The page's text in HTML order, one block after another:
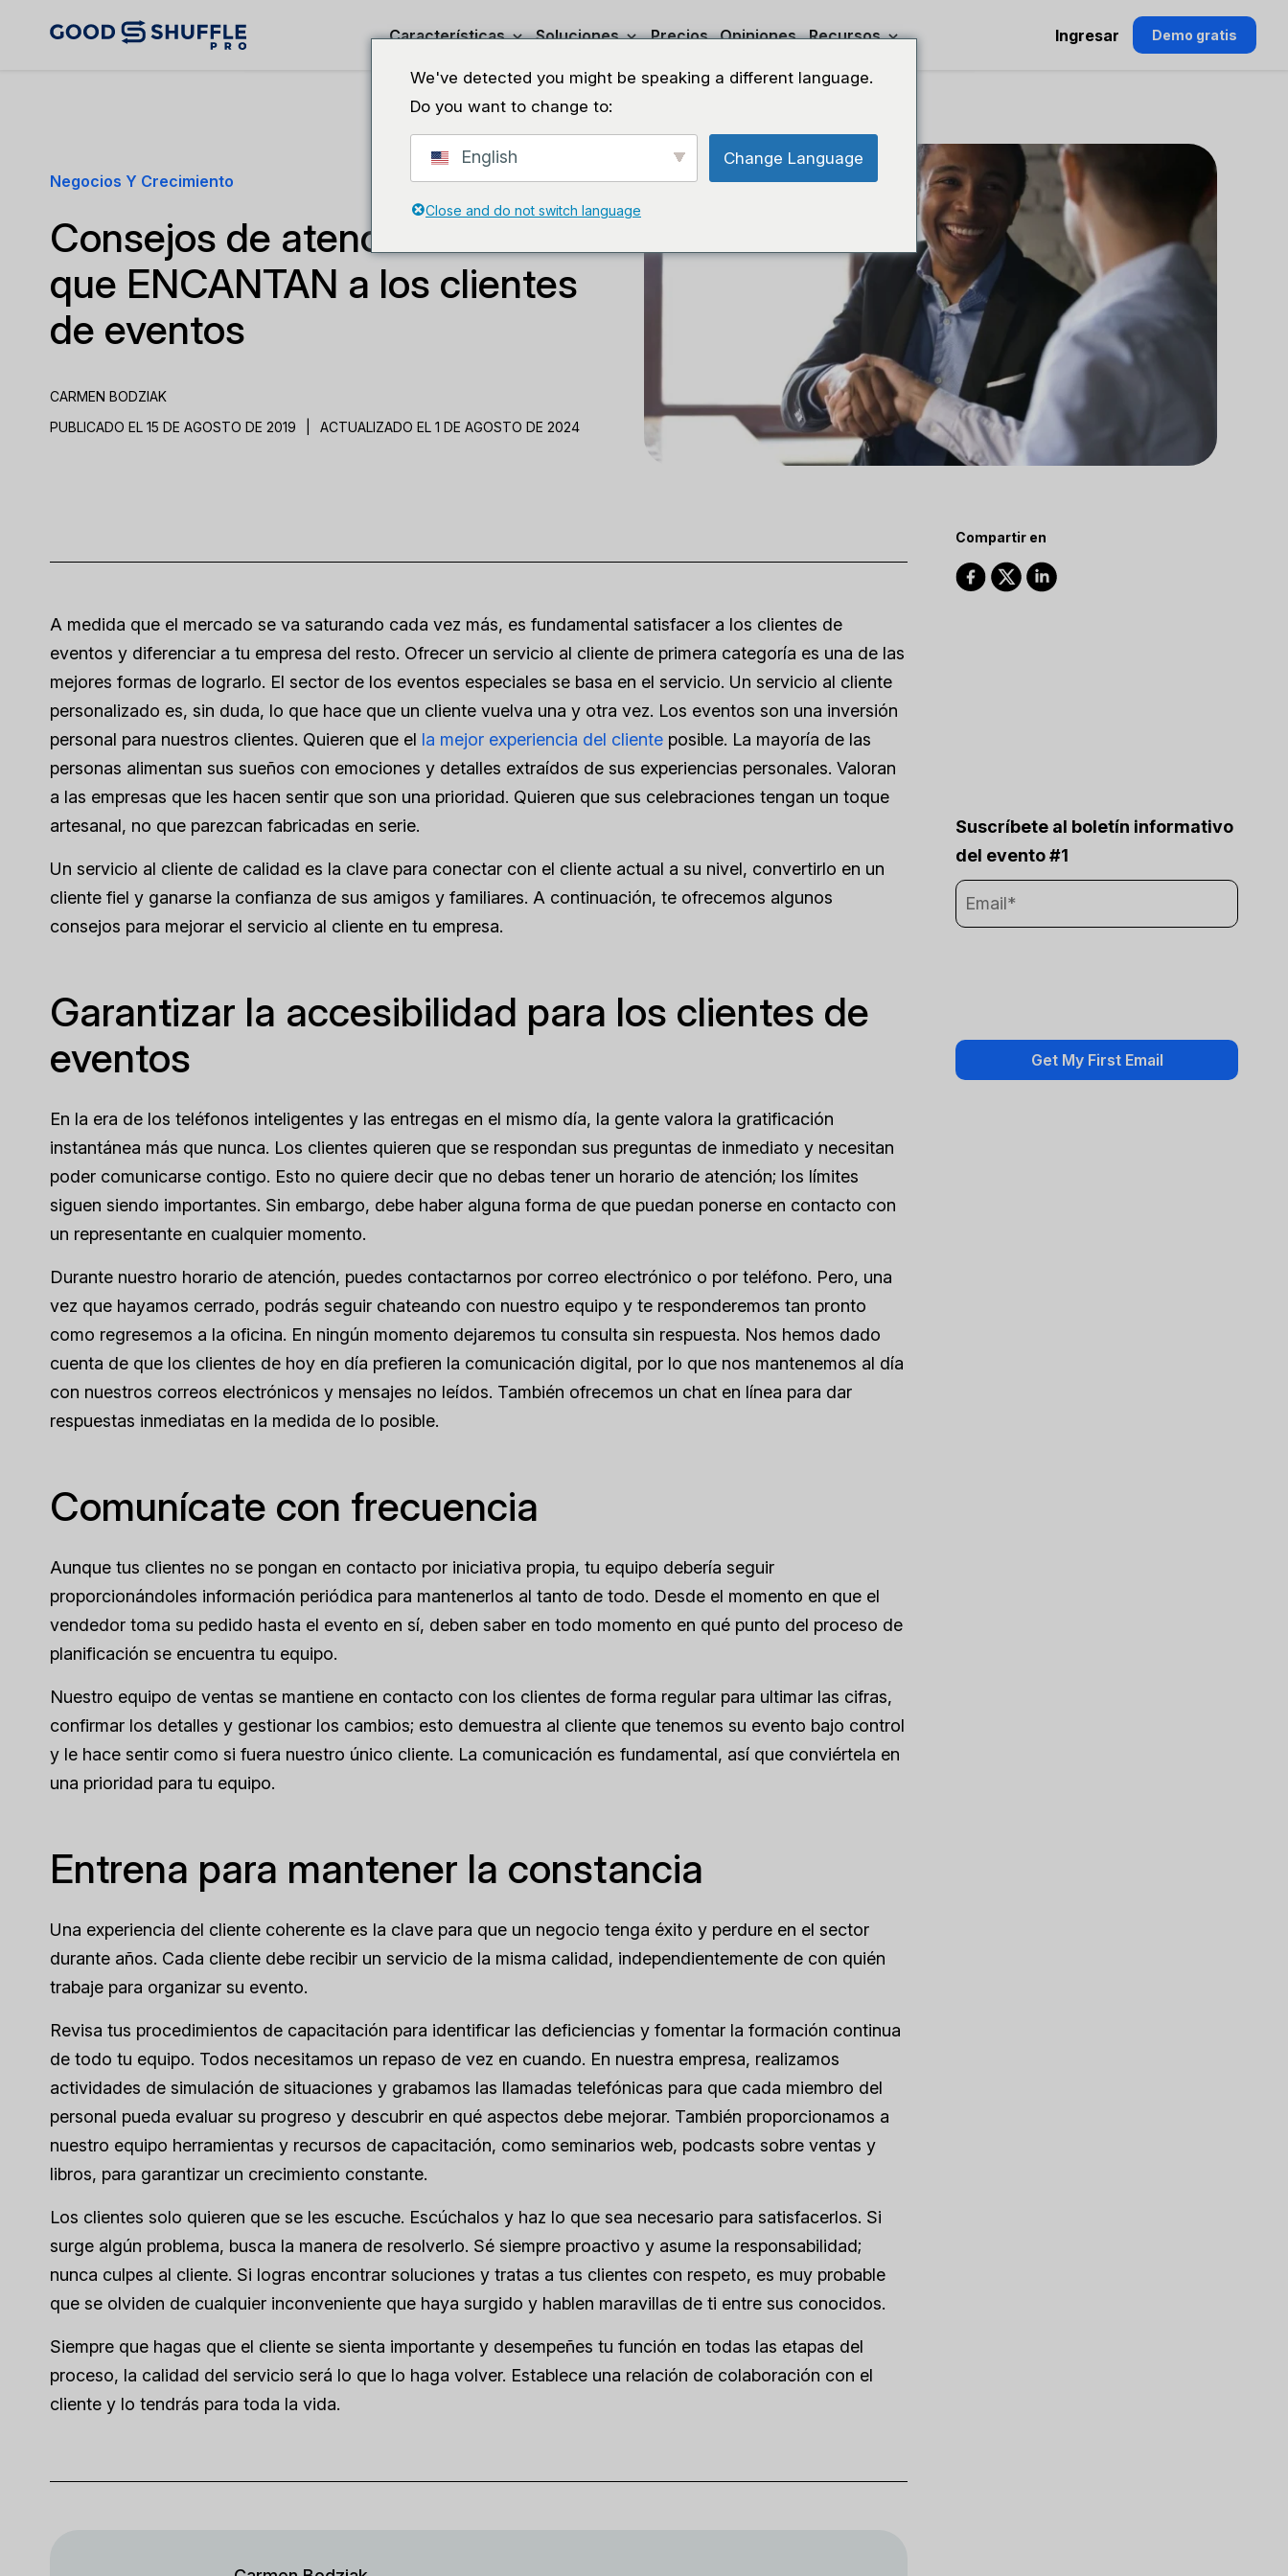
Características Soluciones Precios Opiniones Recursos Ingresar Demo gratis
Negocios Y Crecimiento
Consejos de atención al cliente
que ENCANTAN a los clientes
de eventos
CARMEN BODZIAK
PUBLICADO EL 15 DE AGOSTO DE 2019
ACTUALIZADO EL 1 DE AGOSTO DE 2024
A medida que el mercado se va saturando cada vez más, es fundamental satisfacer a los clientes de
eventos y diferenciar a tu empresa del resto. Ofrecer un servicio al cliente de primera categoría es una de las
mejores formas de lograrlo. El sector de los eventos especiales se basa en el servicio. Un servicio al cliente
personalizado es, sin duda, lo que hace que un cliente vuelva una y otra vez. Los eventos son una inversión
personal para nuestros clientes. Quieren que el la mejor experiencia del cliente posible. La mayoría de las
personas alimentan sus sueños con emociones y detalles extraídos de sus experiencias personales. Valoran
a las empresas que les hacen sentir que son una prioridad. Quieren que sus celebraciones tengan un toque
artesanal, no que parezcan fabricadas en serie.
Un servicio al cliente de calidad es la clave para conectar con el cliente actual a su nivel, convertirlo en un
cliente fiel y ganarse la confianza de sus amigos y familiares. A continuación, te ofrecemos algunos
consejos para mejorar el servicio al cliente en tu empresa.
Garantizar la accesibilidad para los clientes de
eventos
En la era de los teléfonos inteligentes y las entregas en el mismo día, la gente valora la gratificación
instantánea más que nunca. Los clientes quieren que se respondan sus preguntas de inmediato y necesitan
poder comunicarse contigo. Esto no quiere decir que no debas tener un horario de atención; los límites
siguen siendo importantes. Sin embargo, debe haber alguna forma de que puedan ponerse en contacto con
un representante en cualquier momento.
Durante nuestro horario de atención, puedes contactarnos por correo electrónico o por teléfono. Pero, una
vez que hayamos cerrado, podrás seguir chateando con nuestro equipo y te responderemos tan pronto
como regresemos a la oficina. En ningún momento dejaremos tu consulta sin respuesta. Nos hemos dado
cuenta de que los clientes de hoy en día prefieren la comunicación digital, por lo que nos mantenemos al día
con nuestros correos electrónicos y mensajes no leídos. También ofrecemos un chat en línea para dar
respuestas inmediatas en la medida de lo posible.
Comunícate con frecuencia
Aunque tus clientes no se pongan en contacto por iniciativa propia, tu equipo debería seguir
proporcionándoles información periódica para mantenerlos al tanto de todo. Desde el momento en que el
vendedor toma su pedido hasta el evento en sí, deben saber en todo momento en qué punto del proceso de
planificación se encuentra tu equipo.
Nuestro equipo de ventas se mantiene en contacto con los clientes de forma regular para ultimar las cifras,
confirmar los detalles y gestionar los cambios; esto demuestra al cliente que tenemos su evento bajo control
y le hace sentir como si fuera nuestro único cliente. La comunicación es fundamental, así que conviértela en
una prioridad para tu equipo.
Entrena para mantener la constancia
Una experiencia del cliente coherente es la clave para que un negocio tenga éxito y perdure en el sector
durante años. Cada cliente debe recibir un servicio de la misma calidad, independientemente de con quién
trabaje para organizar su evento.
Revisa tus procedimientos de capacitación para identificar las deficiencias y fomentar la formación continua
de todo tu equipo. Todos necesitamos un repaso de vez en cuando. En nuestra empresa, realizamos
actividades de simulación de situaciones y grabamos las llamadas telefónicas para que cada miembro del
personal pueda evaluar su progreso y descubrir en qué aspectos debe mejorar. También proporcionamos a
nuestro equipo herramientas y recursos de capacitación, como seminarios web, podcasts sobre ventas y
libros, para garantizar un crecimiento constante.
Los clientes solo quieren que se les escuche. Escúchalos y haz lo que sea necesario para satisfacerlos. Si
surge algún problema, busca la manera de resolverlo. Sé siempre proactivo y asume la responsabilidad;
nunca culpes al cliente. Si logras encontrar soluciones y tratas a tus clientes con respeto, es muy probable
que se olviden de cualquier inconveniente que haya surgido y hablen maravillas de ti entre sus conocidos.
Siempre que hagas que el cliente se sienta importante y desempeñes tu función en todas las etapas del
proceso, la calidad del servicio será lo que lo haga volver. Establece una relación de colaboración con el
cliente y lo tendrás para toda la vida.
Compartir en
Suscríbete al boletín informativo
del evento #1
We've detected you might be speaking a different language.
Do you want to change to:
English Change Language
Close and do not switch language